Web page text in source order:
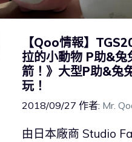
【Qoo情報】
拉的小動物 P助&兔
箭！》大型P助&兔
玩！
2018/09/27 作者: Mr.
由日本廠商 Studio